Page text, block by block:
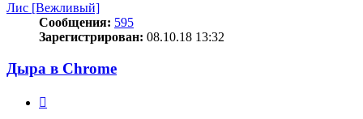
Лис [Вежливый]
Сообщения: 595
Зарегистрирован: 08.10.18 13:32
Дыра в Chrome